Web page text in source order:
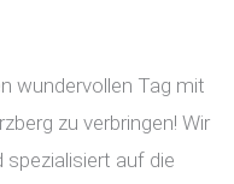
wundervollen Tag mit
zu verbringen! Wir
spezialisiert auf die